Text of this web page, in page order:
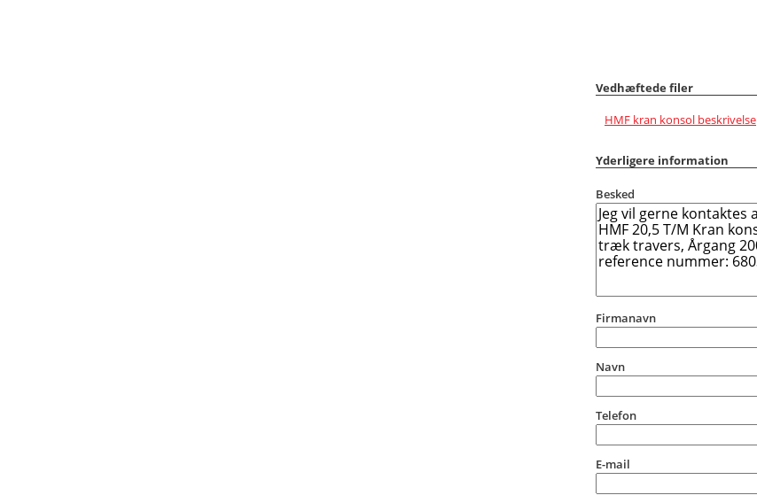
Vedhæftede filer
HMF kran konsol beskrivelse
Yderligere information
Besked
Firmanavn
Navn
Telefon
E-mail